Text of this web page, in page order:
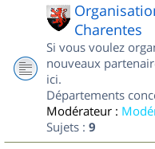
Charentes
Si vous voulez
nouveaux
ici.
Départements
Modérateur :
Sujets : 9